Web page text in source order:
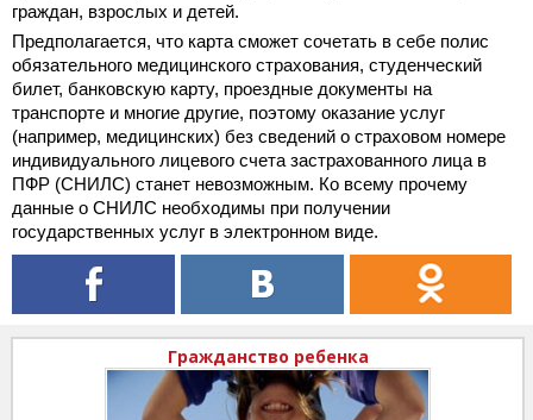
граждан, взрослых и детей.
Предполагается, что карта сможет сочетать в себе полис
обязательного медицинского страхования, студенческий
билет, банковскую карту, проездные документы на
транспорте и многие другие, поэтому оказание услуг
(например, медицинских) без сведений о страховом номере
индивидуального лицевого счета застрахованного лица в
ПФР (СНИЛС) станет невозможным. Ко всему прочему
данные о СНИЛС необходимы при получении
государственных услуг в электронном виде.
Гражданство ребенка